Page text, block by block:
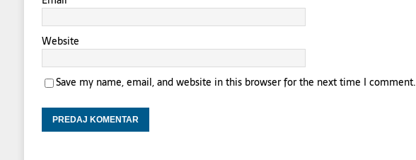
Website
Save my name, email, and website in this browser for the next time I comment.